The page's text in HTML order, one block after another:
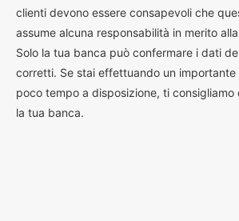
clienti devono essere consapevoli che
assume alcuna responsabilità in merito
Solo la tua banca può confermare i dati
corretti. Se stai effettuando un
poco tempo a disposizione, ti
la tua banca.